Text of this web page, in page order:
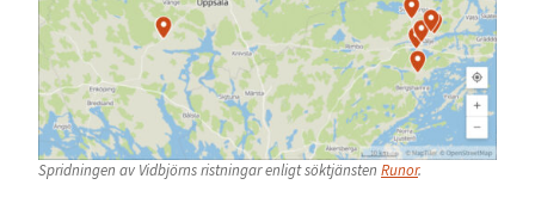
Spridningen av Vidbjörns ristningar enligt söktjänsten Runor.